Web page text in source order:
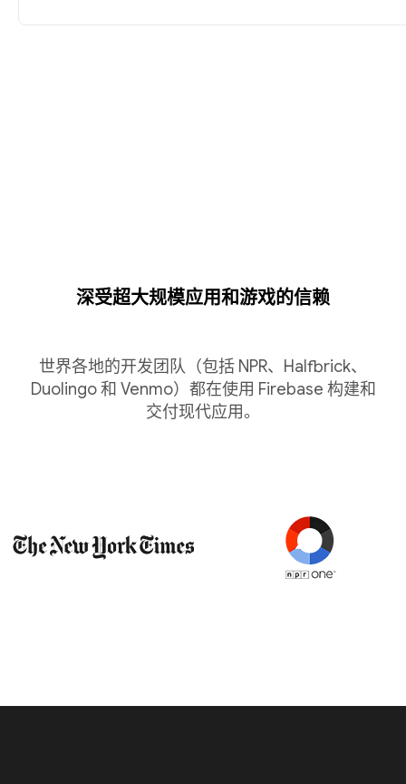
深受超大规模应用和游戏的信赖
世界各地的开发团队（包括 NPR、Halfbrick、
Duolingo 和 Venmo）都在使用 Firebase 构建和
交付现代应用。